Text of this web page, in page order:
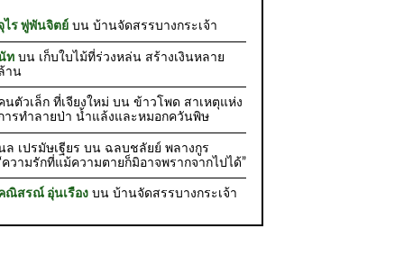
ไร พู่พันจิตย์บน บ้านจัดสรรบางกระเจ้า
ทบน เก็บใบไม้ที่ร่วงหล่น สร้างเงินหลาย
าน
นตัวเล็ก ที่เจียงใหม่ บน ข้าวโพด สาเหตุแห่ง
ารทำลายป่า น้ำแล้งและหมอกควันพิษ
ล เปรมัษเฐียร บน ฉลบชลัยย์ พลางกูร
ความรักที่แม้ความตายก็มิอาจพรากจากไปได้”
ณิสรณ์ อุ่นเรืองบน บ้านจัดสรรบางกระเจ้า